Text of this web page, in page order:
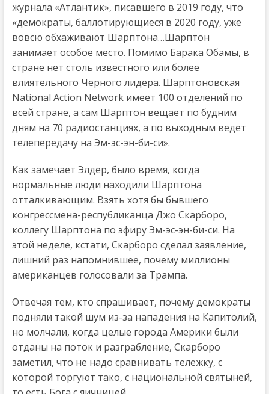
журнала «Атлантик», писавшего в 2019 году, что
«демократы, баллотирующиеся в 2020 году, уже
вовсю обхаживают Шарптона…Шарптон
занимает особое место. Помимо Барака Обамы, в
стране нет столь известного или более
влиятельного Черного лидера. Шарптоновская
National Action Nеtwork имеет 100 отделений по
всей стране, а сам Шарптон вещает по будним
дням на 70 радиостанциях, а по выходным ведет
телепередачу на Эм-эс-эн-би-си».
Как замечает Элдер, было время, когда
нормальные люди находили Шарптона
отталкивающим. Взять хотя бы бывшего
конгрессмена-республиканца Джо Скарборо,
коллегу Шарптона по эфиру Эм-эс-эн-би-си. На
этой неделе, кстати, Скарборо сделал заявление,
лишний раз напомнившее, почему миллионы
американцев голосовали за Трампа.
Отвечая тем, кто спрашивает, почему демократы
подняли такой шум из-за нападения на Капитолий,
но молчали, когда целые города Америки были
отданы на поток и разграбление, Скарборо
заметил, что не надо сравнивать тележку, с
которой торгуют тако, с национальной святыней,